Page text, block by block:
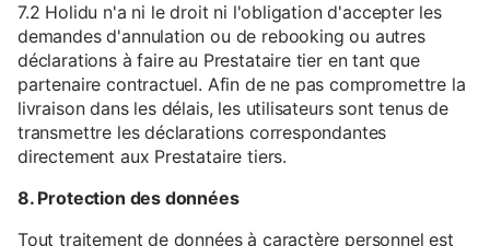
7.2 Holidu n'a ni le droit ni l'obligation d'accepter les
demandes d'annulation ou de rebooking ou autres
déclarations à faire au Prestataire tier en tant que
partenaire contractuel. Afin de ne pas compromettre la
livraison dans les délais, les utilisateurs sont tenus de
transmettre les déclarations correspondantes
directement aux Prestataire tiers.
8. Protection des données
Tout traitement de données à caractère personnel est